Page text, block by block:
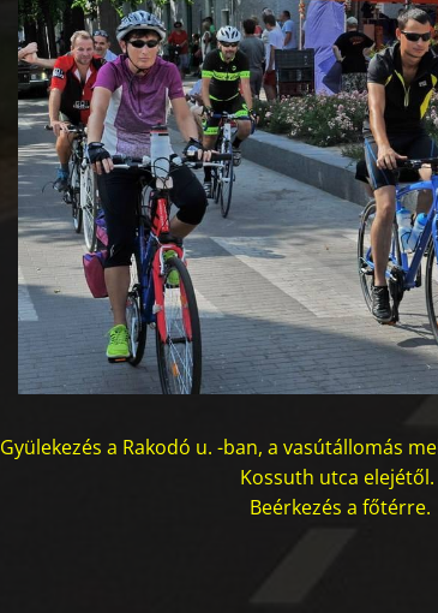
Gyülekezés a Rakodó u. -ban, a vasútállomás
Kossuth utca elejétől.
Beérkezés a főtérre.